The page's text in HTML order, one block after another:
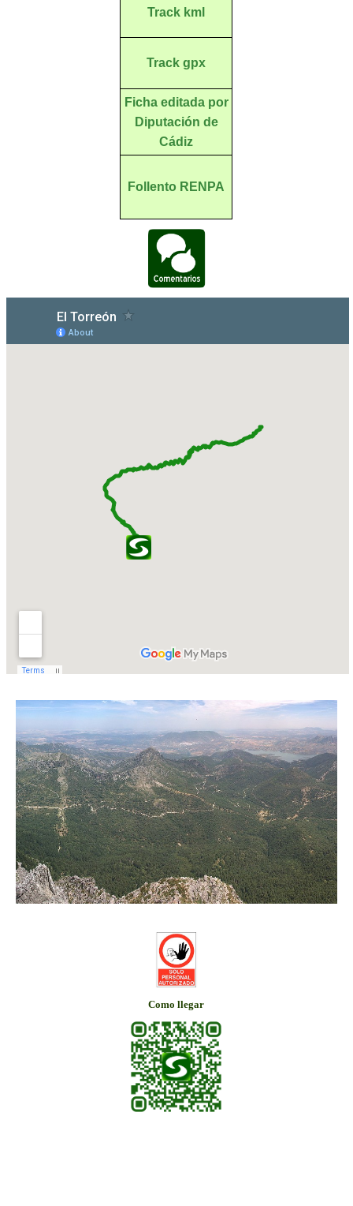
Track kml
Track gpx
Ficha editada por
Diputación de
Cádiz
Follento RENPA
Como llegar